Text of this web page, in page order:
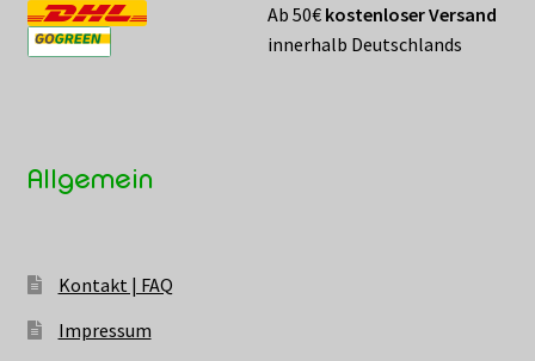
Ab 50€ kostenloser Versand
innerhalb Deutschlands
Allgemein
Kontakt | FAQ
Impressum